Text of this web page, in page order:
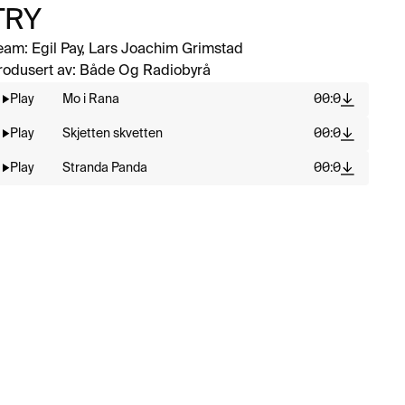
Egil Pay, Lars Joachim Grimstad
av: Både Og Radiobyrå
Play Mo i Rana 00:0
Play Skjetten skvetten 00:0
Play Stranda Panda 00:0